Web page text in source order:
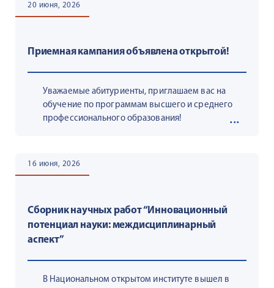
Приемная кампания объявлена открытой!
20 июня, 2026
Уважаемые абитуриенты, приглашаем вас на
обучение по программам высшего и среднего
профессионального образования!
Сборник научных работ “Инновационный
потенциал науки: междисциплинарный
аспект”
16 июня, 2026
В Национальном открытом институте вышел в